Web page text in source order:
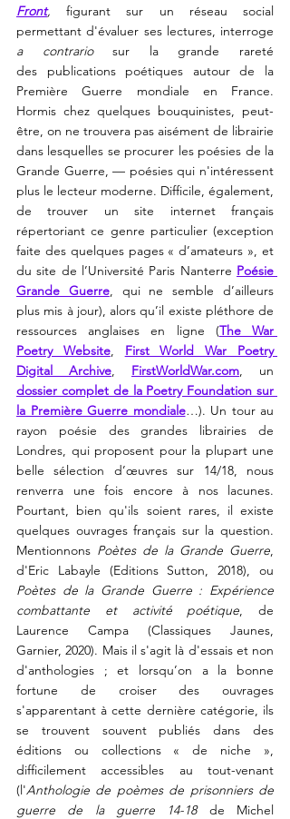
Front, figurant sur un réseau social
a contrario sur la grande rareté
des publications poétiques autour de la
Première Guerre mondiale en France.
Hormis chez quelques bouquinistes, peut-
être, on ne trouvera pas aisément de librairie
dans lesquelles se procurer les poésies de la
Grande Guerre, — poésies qui n'intéressent
plus le lecteur moderne. Difficile, également,
de trouver un site internet français
répertoriant ce genre particulier (exception
faite des quelques pages « d’amateurs », et
du site de l’Université Paris Nanterre Poésie
Grande Guerre, qui ne semble d’ailleurs
plus mis à jour), alors qu’il existe pléthore de
ressources anglaises en ligne (The War
Poetry Website, First World War Poetry
Digital Archive, FirstWorldWar.com
dossier complet de la Poetry Foundation sur
la Première Guerre mondiale
rayon poésie des grandes librairies de
Londres, qui proposent pour la plupart une
belle sélection d’œuvres sur 14/18, nous
renverra une fois encore à nos lacunes.
Pourtant, bien qu'ils soient rares, il existe
Mentionnons Poètes de la Grande Guerre,
Poètes de la Grande Guerre : Expérience
combattante et activité poétique, de
Laurence Campa
(Classiques Jaunes,
Garnier, 2020). Mais il s'agit là d'essais et non
d'anthologies ; et lorsqu’on a la bonne
fortune de croiser des ouvrages
s'apparentant à cette dernière catégorie, ils
se trouvent souvent publiés dans des
éditions ou collections « de niche »,
difficilement accessibles au tout-venant
(l'Anthologie de poèmes de prisonniers de
guerre de la guerre 14-18 de Michel